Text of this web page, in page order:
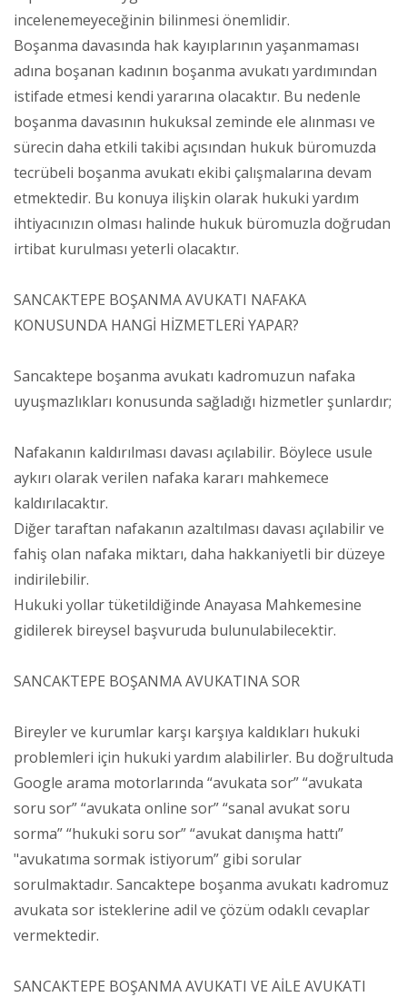
incelenemeyeceğinin bilinmesi önemlidir.
Boşanma davasında hak kayıplarının yaşanmaması
adına boşanan kadının boşanma avukatı yardımından
istifade etmesi kendi yararına olacaktır. Bu nedenle
boşanma davasının hukuksal zeminde ele alınması ve
sürecin daha etkili takibi açısından hukuk büromuzda
tecrübeli boşanma avukatı ekibi çalışmalarına devam
etmektedir. Bu konuya ilişkin olarak hukuki yardım
ihtiyacınızın olması halinde hukuk büromuzla doğrudan
irtibat kurulması yeterli olacaktır.
SANCAKTEPE BOŞANMA AVUKATI NAFAKA
KONUSUNDA HANGİ HİZMETLERİ YAPAR?
Sancaktepe boşanma avukatı kadromuzun nafaka
uyuşmazlıkları konusunda sağladığı hizmetler şunlardır;
Nafakanın kaldırılması davası açılabilir. Böylece usule
aykırı olarak verilen nafaka kararı mahkemece
kaldırılacaktır.
Diğer taraftan nafakanın azaltılması davası açılabilir ve
fahiş olan nafaka miktarı, daha hakkaniyetli bir düzeye
indirilebilir.
Hukuki yollar tüketildiğinde Anayasa Mahkemesine
gidilerek bireysel başvuruda bulunulabilecektir.
SANCAKTEPE BOŞANMA AVUKATINA SOR
Bireyler ve kurumlar karşı karşıya kaldıkları hukuki
problemleri için hukuki yardım alabilirler. Bu doğrultuda
Google arama motorlarında “avukata sor” “avukata
soru sor” “avukata online sor” “sanal avukat soru
sorma” “hukuki soru sor” “avukat danışma hattı”
"avukatıma sormak istiyorum” gibi sorular
sorulmaktadır. Sancaktepe boşanma avukatı kadromuz
avukata sor isteklerine adil ve çözüm odaklı cevaplar
vermektedir.
SANCAKTEPE BOŞANMA AVUKATI VE AİLE AVUKATI